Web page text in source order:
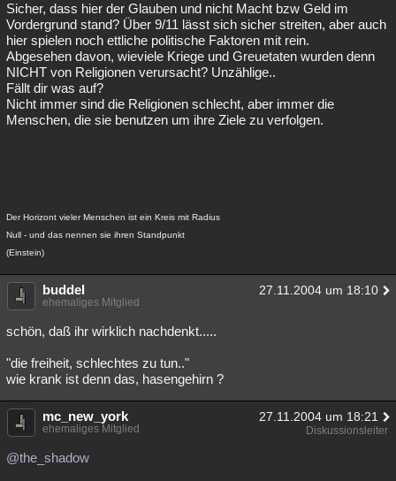
Sicher, dass hier der Glauben und nicht Macht bzw Geld im
Vordergrund stand? Über 9/11 lässt sich sicher streiten, aber auch
hier spielen noch ettliche politische Faktoren mit rein.
Abgesehen davon, wieviele Kriege und Greuetaten wurden denn
NICHT von Religionen verursacht? Unzählige..
Fällt dir was auf?
Nicht immer sind die Religionen schlecht, aber immer die
Menschen, die sie benutzen um ihre Ziele zu verfolgen.
Der Horizont vieler Menschen ist ein Kreis mit Radius
Null - und das nennen sie ihren Standpunkt
(Einstein)
buddel 27.11.2004 um 18:10
ehemaliges Mitglied
schön, daß ihr wirklich nachdenkt.....
"die freiheit, schlechtes zu tun.."
wie krank ist denn das, hasengehirn ?
mc_new_york 27.11.2004 um 18:21
ehemaliges Mitglied Diskussionsleiter
@the_shadow